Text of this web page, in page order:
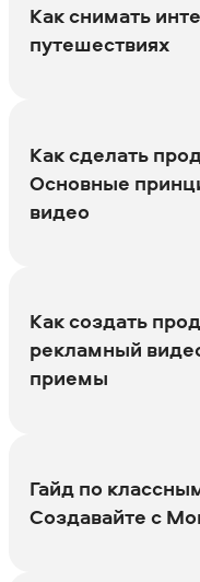
Как снимать
путешествиях
Как сделать
Основные
видео
Как создать
рекламный
приемы
Гайд по
Создавайте с